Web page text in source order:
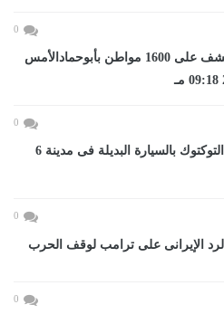
0
صحة الشرقية توقع الكشف على 1600 مواطن بأبوحمادالأمس
0
بدء تلقى طلبات إحلال التوكتوك بالسيارة البديلة فى مدينة 6
0
الإيرانى على ترامب لوقف الحرب
0